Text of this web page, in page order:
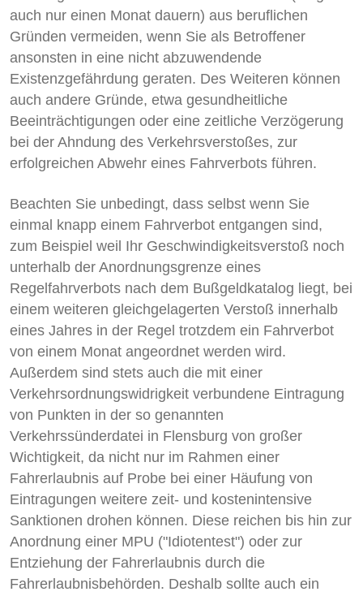
auch nur einen Monat dauern) aus beruflichen
Gründen vermeiden, wenn Sie als Betroffener
ansonsten in eine nicht abzuwendende
Existenzgefährdung geraten. Des Weiteren können
auch andere Gründe, etwa gesundheitliche
Beeinträchtigungen oder eine zeitliche Verzögerung
bei der Ahndung des Verkehrsverstoßes, zur
erfolgreichen Abwehr eines Fahrverbots führen.
Beachten Sie unbedingt, dass selbst wenn Sie
einmal knapp einem Fahrverbot entgangen sind,
zum Beispiel weil Ihr Geschwindigkeitsverstoß noch
unterhalb der Anordnungsgrenze eines
Regelfahrverbots nach dem Bußgeldkatalog liegt, bei
einem weiteren gleichgelagerten Verstoß innerhalb
eines Jahres in der Regel trotzdem ein Fahrverbot
von einem Monat angeordnet werden wird.
Außerdem sind stets auch die mit einer
Verkehrsordnungswidrigkeit verbundene Eintragung
von Punkten in der so genannten
Verkehrssünderdatei in Flensburg von großer
Wichtigkeit, da nicht nur im Rahmen einer
Fahrerlaubnis auf Probe bei einer Häufung von
Eintragungen weitere zeit- und kostenintensive
Sanktionen drohen können. Diese reichen bis hin zur
Anordnung einer MPU ("Idiotentest") oder zur
Entziehung der Fahrerlaubnis durch die
Fahrerlaubnisbehörden. Deshalb sollte auch ein